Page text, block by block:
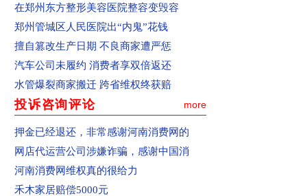
址：zxbhn315@126.com
一、如何投诉
(1)通过pc终端(电脑)和移动终端(手机)都可
以向河南消费网适时投诉。
(2)通过pc终端(电脑)投诉：确认您选择的
是中国消费者报主办的河南消费网
(www.hnxfw.org.cn)，点击进入公开和解频
道或网站首页右上角的“我要投诉”按钮，
进入投诉页面。
(3)通过移动终端(手机)投诉：请在手机百
在郑州东方整形美容医院整容变毁容
郑州管城区人民医院出“内鬼”花钱
擅自篡改生产日期 不良商家遭严惩
汽车公司未履约 消费者享双倍返还
水管爆裂商家搬迁 跨省维权终获赔
投诉咨询评论 more
押金已经退还，非常感谢河南消费网的
网店代运营公司涉嫌诈骗，感谢中国消
河南消费网维权真的很给力
禾木家居赔偿5000元